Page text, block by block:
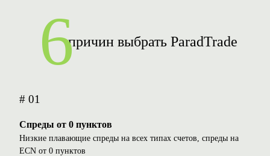
6причин выбрать ParadTrade
# 01
Спреды от 0 пунктов
Низкие плавающие спреды на всех типах счетов, спреды на
ECN от 0 пунктов